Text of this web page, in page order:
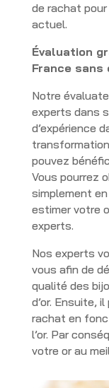
de rachat
actuel.
Évaluation
France sans
Notre
experts dans
d’expérience
pouvez
Vous pourrez
simplement
estimer votre
experts.
Nos experts
vous afin de
qualité des
d’or. Ensuite,
rachat en
l’or. Par
votre or au